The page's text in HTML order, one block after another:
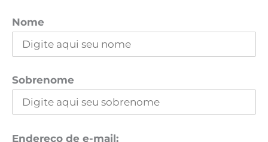
Nome
Sobrenome
Endereço de e-mail: